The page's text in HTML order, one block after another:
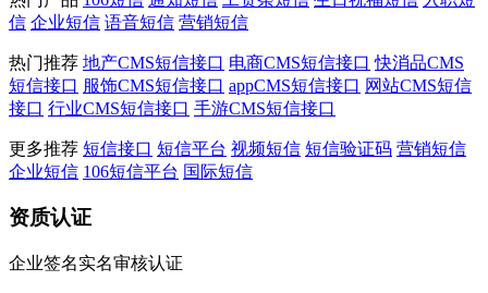
信 企业短信 语音短信 营销短信
热门推荐 地产CMS短信接口 电商CMS短信接口 快消品CMS
短信接口 服饰CMS短信接口 appCMS短信接口 网站CMS短信
接口 行业CMS短信接口 手游CMS短信接口
更多推荐 短信接口 短信平台 视频短信 短信验证码 营销短信
企业短信 106短信平台 国际短信
资质认证
企业签名实名审核认证